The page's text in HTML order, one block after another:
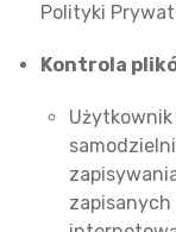
Polityki
Kontrola
zapisanych